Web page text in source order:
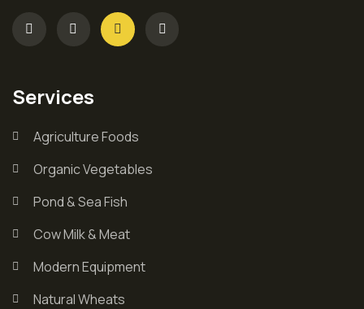
Services
Agriculture Foods
Organic Vegetables
Pond & Sea Fish
Cow Milk & Meat
Modern Equipment
Natural Wheats